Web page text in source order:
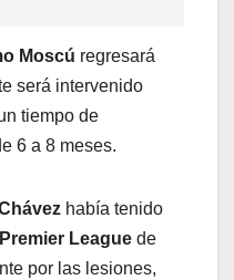
Moscú regresará
será intervenido
tiempo de
6 a 8 meses.
había tenido
Premier League de
por las lesiones,